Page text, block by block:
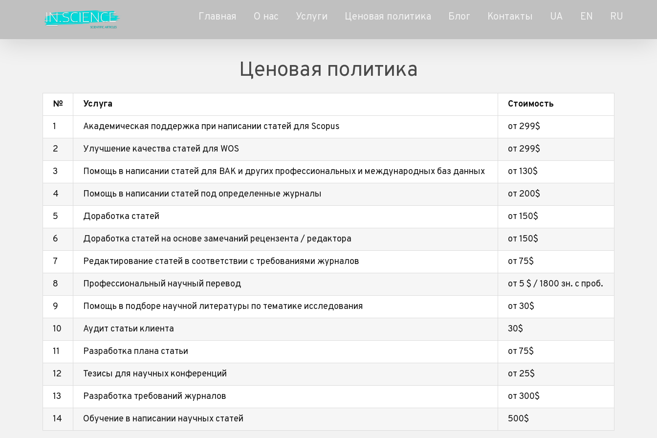
Главная О нас Услуги Ценовая политика Блог Контакты UA EN RU
Ценовая политика
№ Услуга
Стоимость
1
Академическая поддержка при написании статей для Scopus
от 299$
2
Улучшение качества статей для WOS
от 299$
3
Помощь в написании статей для ВАК и других профессиональных и международных баз данных
от 130$
4
Помощь в написании статей под определенные журналы
от 200$
5
Доработка статей
от 150$
6
Доработка статей на основе замечаний рецензента / редактора
от 150$
7
Редактирование статей в соответствии с требованиями журналов
от 75$
8
Профессиональный научный перевод
от 5 $ / 1800 зн. с проб.
9
Помощь в подборе научной литературы по тематике исследования
от 30$
10
Аудит статьи клиента
30$
11
Разработка плана статьи
от 75$
12
Тезисы для научных конференций
от 25$
13
Разработка требований журналов
от 300$
14
Обучение в написании научных статей 500$